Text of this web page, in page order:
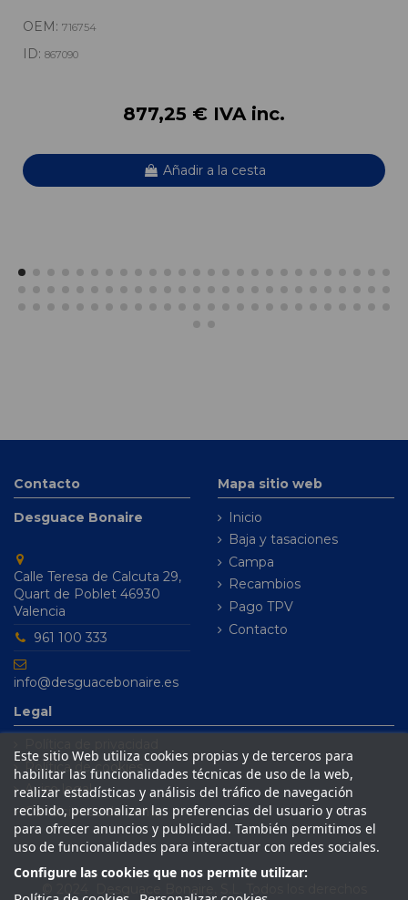
OEM: 716754
ID: 867090
877,25 € IVA inc.
Añadir a la cesta
Contacto
Desguace Bonaire
Calle Teresa de Calcuta 29,
Quart de Poblet 46930
Valencia
961 100 333
info@desguacebonaire.es
Mapa sitio web
Inicio
Baja y tasaciones
Campa
Recambios
Pago TPV
Contacto
Legal
Política de cookies
Aviso legal
Condiciones de venta
Este sitio Web utiliza cookies propias y de terceros para
habilitar las funcionalidades técnicas de uso de la web,
realizar estadísticas y análisis del tráfico de navegación
recibido, personalizar las preferencias del usuario y otras
para ofrecer anuncios y publicidad. También permitimos el
uso de funcionalidades para interactuar con redes sociales.
Configure las cookies que nos permite utilizar: